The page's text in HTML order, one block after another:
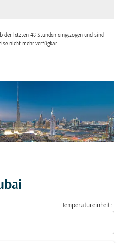
der letzten 48 Stunden eingezogen und sind
nicht mehr verfügbar.
Temperatureinheit: